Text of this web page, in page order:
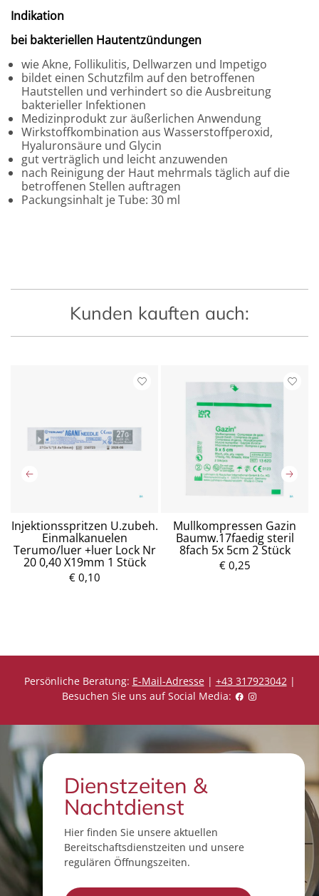
Indikation
bei bakteriellen Hautentzündungen
wie Akne, Follikulitis, Dellwarzen und Impetigo
bildet einen Schutzfilm auf den betroffenen
Hautstellen und verhindert so die Ausbreitung
bakterieller Infektionen
Medizinprodukt zur äußerlichen Anwendung
Wirkstoffkombination aus Wasserstoffperoxid,
Hyaluronsäure und Glycin
gut verträglich und leicht anzuwenden
nach Reinigung der Haut mehrmals täglich auf die
betroffenen Stellen auftragen
Packungsinhalt je Tube: 30 ml
Kunden kauften auch:
Injektionsspritzen U.zubeh.
Einmalkanuelen
Terumo/luer +luer Lock Nr
20 0,40 X19mm 1 Stück
€ 0,10
Mullkompressen Gazin
Baumw.17faedig steril
8fach 5x 5cm 2 Stück
€ 0,25
P
P
Persönliche Beratung: E-Mail-Adresse| +43 317923042|
Besuchen Sie uns auf Social Media:
Dienstzeiten &
Nachtdienst
Hier finden Sie unsere aktuellen
Bereitschaftsdienstzeiten und unsere
regulären Öffnungszeiten.